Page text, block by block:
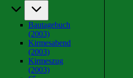
Bautagebuch
(2003)
Kirmesabend
(2003)
Kirmeszug
(2003)